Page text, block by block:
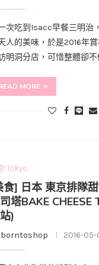
次吃到Isacc早餐三明治
人的美味，於是2016年
明洞分店，可惜整體卻不
MORE
Tokyo
食] 日本 東京排隊
塔BAKE CHEESE
)
borntoshop 2016-05-